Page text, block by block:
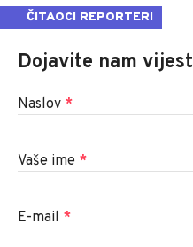
ČITAOCI REPORTERI
Dojavite nam vijest
Naslov *
Vaše ime *
E-mail *